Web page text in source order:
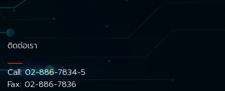
ติดต่อเรา
Call:02-886-7834-5
Fax: 02-886-7836